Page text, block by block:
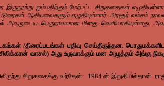
ஐம்பதிற்கும் மேற்பட்ட சிறுகதைகள்
ஆகியவைகளும் எழுதியுள்ளார். அரசூர் வம்சம்
பெருநாவலான மிளகு வெளியாகியுள்ளது.
/திரைப்படங்கள் பதிவு செய்திருந்தன.
வாசல்) அது உருவாக்கும் மன அழுத்தம் அங்கு
சிறுகதைக்கு வந்தேன். 1984 ன் இறுதியில்தான்